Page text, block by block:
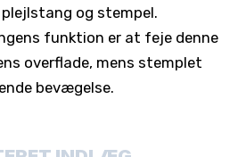
og stempel.
funktion er at feje denne
overflade, mens stemplet
bevægelse.